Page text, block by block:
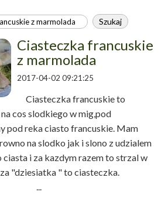
Ciasteczka francuskie
z marmolada
2017-04-02 09:21:25
Ciasteczka francuskie to
cos slodkiego w mig,pod
pod reka ciasto francuskie. Mam
na slodko jak i slono z udzialem
ciasta i za kazdym razem to strzal w
"dziesiatka " to ciasteczka.
...